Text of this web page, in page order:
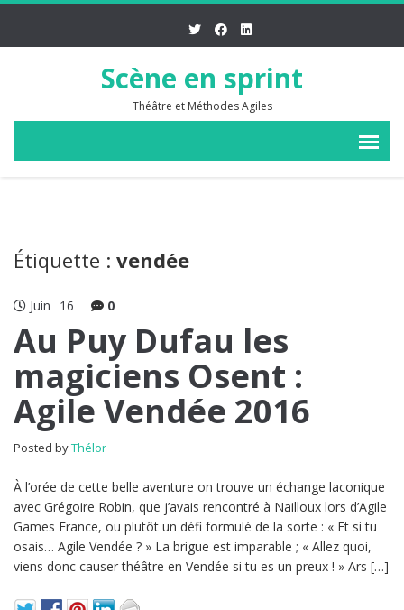
Scène en sprint
Théâtre et Méthodes Agiles
Étiquette : vendée
Juin 16 0
Au Puy Dufau les
magiciens Osent :
Agile Vendée 2016
Posted byThélor
À l’orée de cette belle aventure on trouve un échange laconique
avec Grégoire Robin, que j’avais rencontré à Nailloux lors d’Agile
Games France, ou plutôt un défi formulé de la sorte : « Et si tu
osais… Agile Vendée ? » La brigue est imparable ; « Allez quoi,
viens donc causer théâtre en Vendée si tu es un preux ! » Ars […]